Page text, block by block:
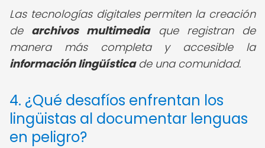
Las tecnologías digitales permiten la creación
de archivos multimediaque registran de
manera más completa y accesible la
información lingüísticade una comunidad.
4. ¿Qué desafíos enfrentan los
lingüistas al documentar lenguas
en peligro?